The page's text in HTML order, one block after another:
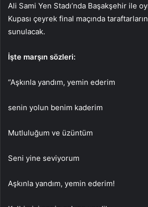
Ali Sami Yen Stadı’nda Başakşehir ile
Kupası çeyrek final maçında
sunulacak.
İşte marşın sözleri:
“Aşkınla yandım, yemin ederim
senin yolun benim kaderim
Mutluluğum ve üzüntüm
Seni yine seviyorum
Aşkınla yandım, yemin ederim!